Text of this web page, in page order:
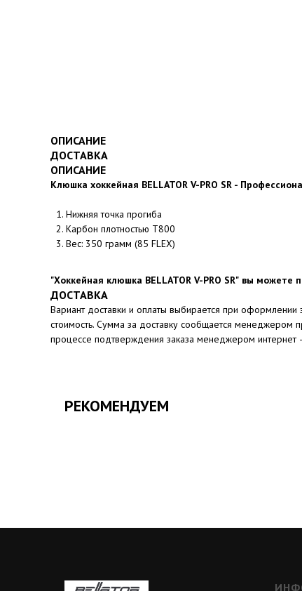
ОПИСАНИЕ
ДОСТАВКА
ОПИСАНИЕ
Клюшка хоккейная BELLATOR V-PRO SR -
Нижняя точка прогиба
Карбон плотностью Т800
Вес: 350 грамм (85 FLEX)
"Хоккейная клюшка BELLATOR V-PRO SR" вы можете
ДОСТАВКА
Вариант доставки и оплаты выбирается при оформлении
стоимость. Сумма за доставку сообщается менеджером
процессе подтверждения заказа менеджером интернет
РЕКОМЕНДУЕМ